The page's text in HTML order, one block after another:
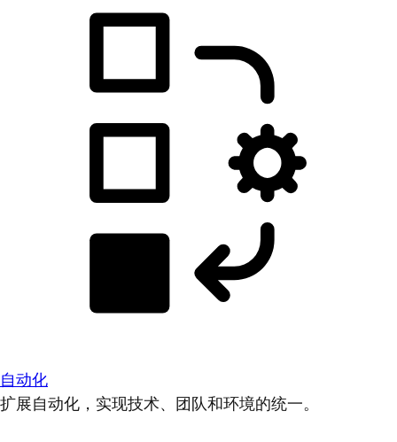
自动化
扩展自动化，实现技术、团队和环境的统一。